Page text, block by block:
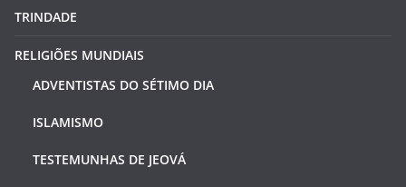
TRINDADE
RELIGIÕES MUNDIAIS
ADVENTISTAS DO SÉTIMO DIA
ISLAMISMO
TESTEMUNHAS DE JEOVÁ